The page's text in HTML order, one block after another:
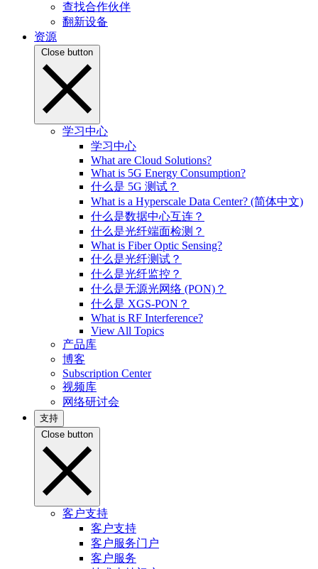
查找合作伙伴
翻新设备
资源
Close button
学习中心
学习中心
What are Cloud Solutions?
What is 5G Energy Consumption?
什么是 5G 测试？
What is a Hyperscale Data Center? (简体中文)
什么是数据中心互连？
什么是光纤端面检测？
What is Fiber Optic Sensing?
什么是光纤测试？
什么是光纤监控？
什么是无源光网络 (PON)？
什么是 XGS-PON？
What is RF Interference?
View All Topics
产品库
博客
Subscription Center
视频库
网络研讨会
支持
Close button
客户支持
客户支持
客户服务门户
客户服务